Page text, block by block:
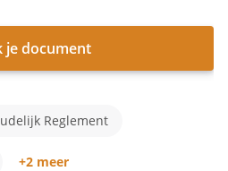
je document
Reglement
+2 meer